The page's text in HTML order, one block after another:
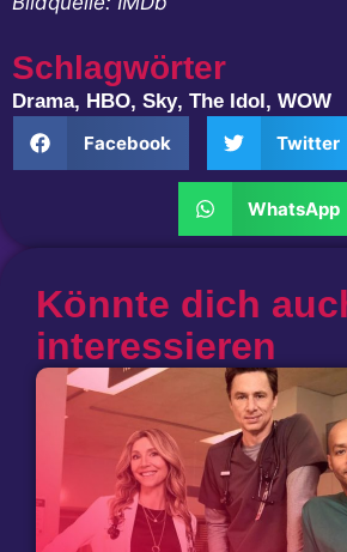
Schlagwörter
Drama, HBO, Sky, The Idol , WOW
Facebook
Twitter
WhatsApp
Könnte dich
interessieren